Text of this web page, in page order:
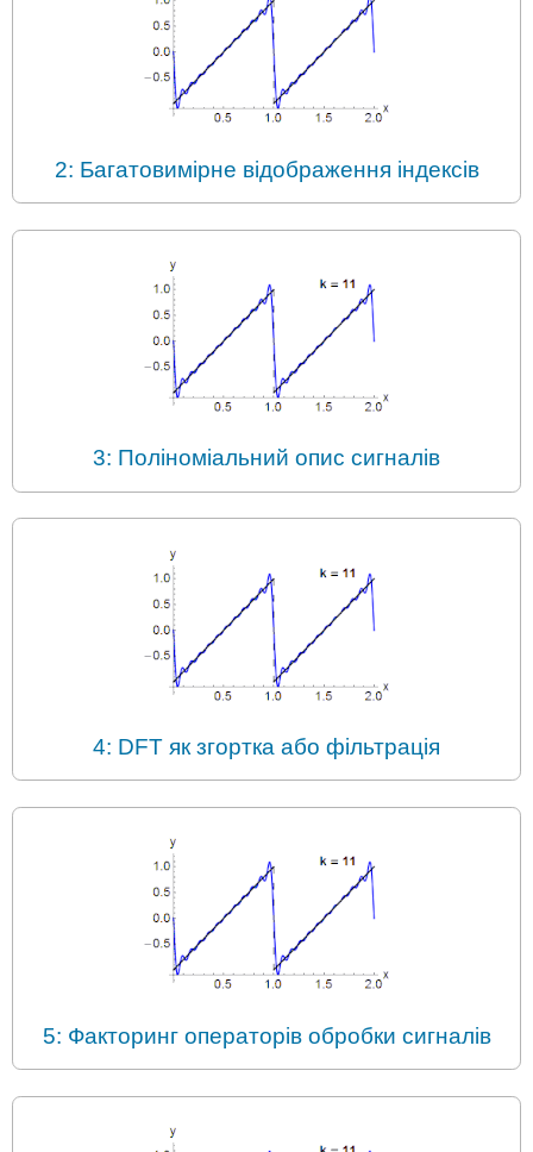
2: Багатовимірне відображення індексів
3: Поліноміальний опис сигналів
4: DFT як згортка або фільтрація
5: Факторинг операторів обробки сигналів